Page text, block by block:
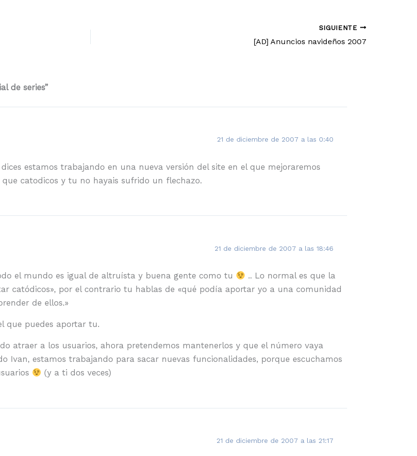
SIGUIENTE
[AD] Anuncios navideños 2007
de series”
21 de diciembre de 2007 a las 0:40
estamos trabajando en una nueva versión del site en el que mejoraremos
catodicos y tu no hayais sufrido un flechazo.
21 de diciembre de 2007 a las 18:46
el mundo es igual de altruísta y buena gente como tu
.. Lo normal es que la
catódicos», por el contrario tu hablas de «qué podía aportar yo a una comunidad
de ellos.»
que puedes aportar tu.
atraer a los usuarios, ahora pretendemos mantenerlos y que el número vaya
Ivan, estamos trabajando para sacar nuevas funcionalidades, porque escuchamos
(y a ti dos veces)
21 de diciembre de 2007 a las 21:17